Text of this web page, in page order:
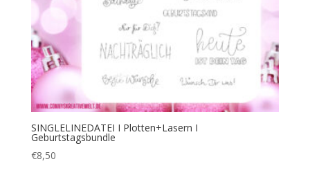
SINGLELINEDATEI I Plotten+Lasern I
Geburtstagsbundle
€8,50